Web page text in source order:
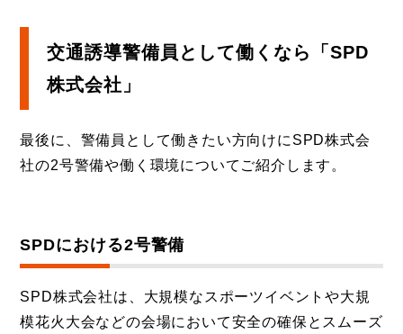
交通誘導警備員として働くなら「SPD
株式会社」
最後に、警備員として働きたい方向けにSPD株式会
社の2号警備や働く環境についてご紹介します。
SPDにおける2号警備
SPD株式会社は、大規模なスポーツイベントや大規
模花火大会などの会場において安全の確保とスムーズ